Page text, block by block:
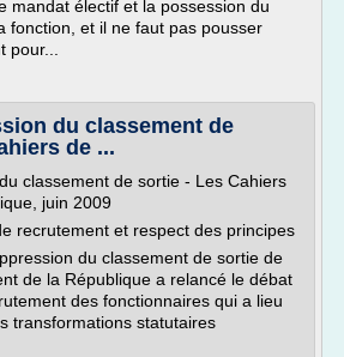
mandat électif et la possession du
fonction, et il ne faut pas pousser
du classement de
de ...
classement de sortie - Les Cahiers
juin 2009
recrutement et respect des principes
du classement de sortie de
de la République a relancé le débat
des fonctionnaires qui a lieu
transformations statutaires